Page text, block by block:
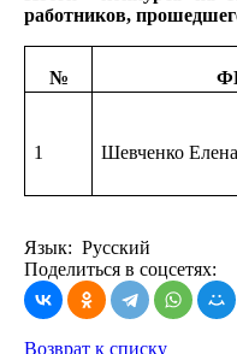
работников,
№
1 Шевченко
Язык: Русский
Поделиться в соцсетях:
Возврат к списку